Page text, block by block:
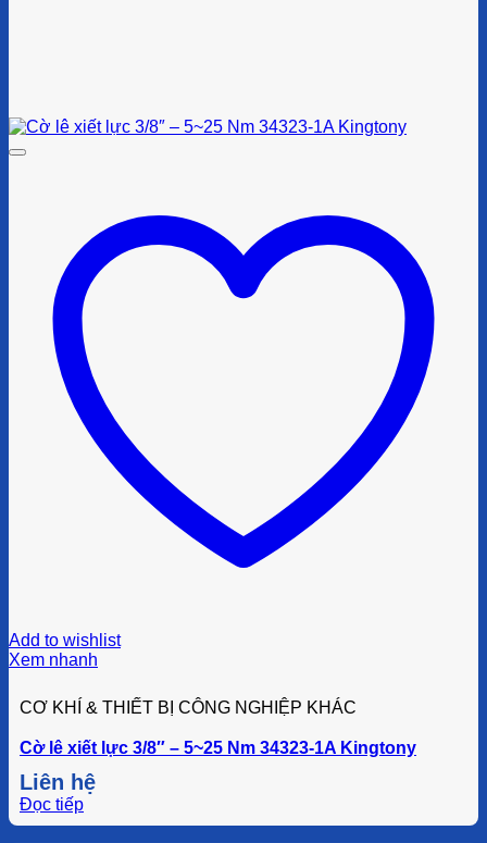
Add to wishlist
Xem nhanh
CƠ KHÍ & THIẾT BỊ CÔNG NGHIỆP KHÁC
Cờ lê xiết lực 3/8″ – 5~25 Nm 34323-1A Kingtony
Liên hệ
Đọc tiếp